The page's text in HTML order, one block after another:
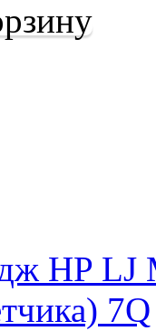
HP
7Q